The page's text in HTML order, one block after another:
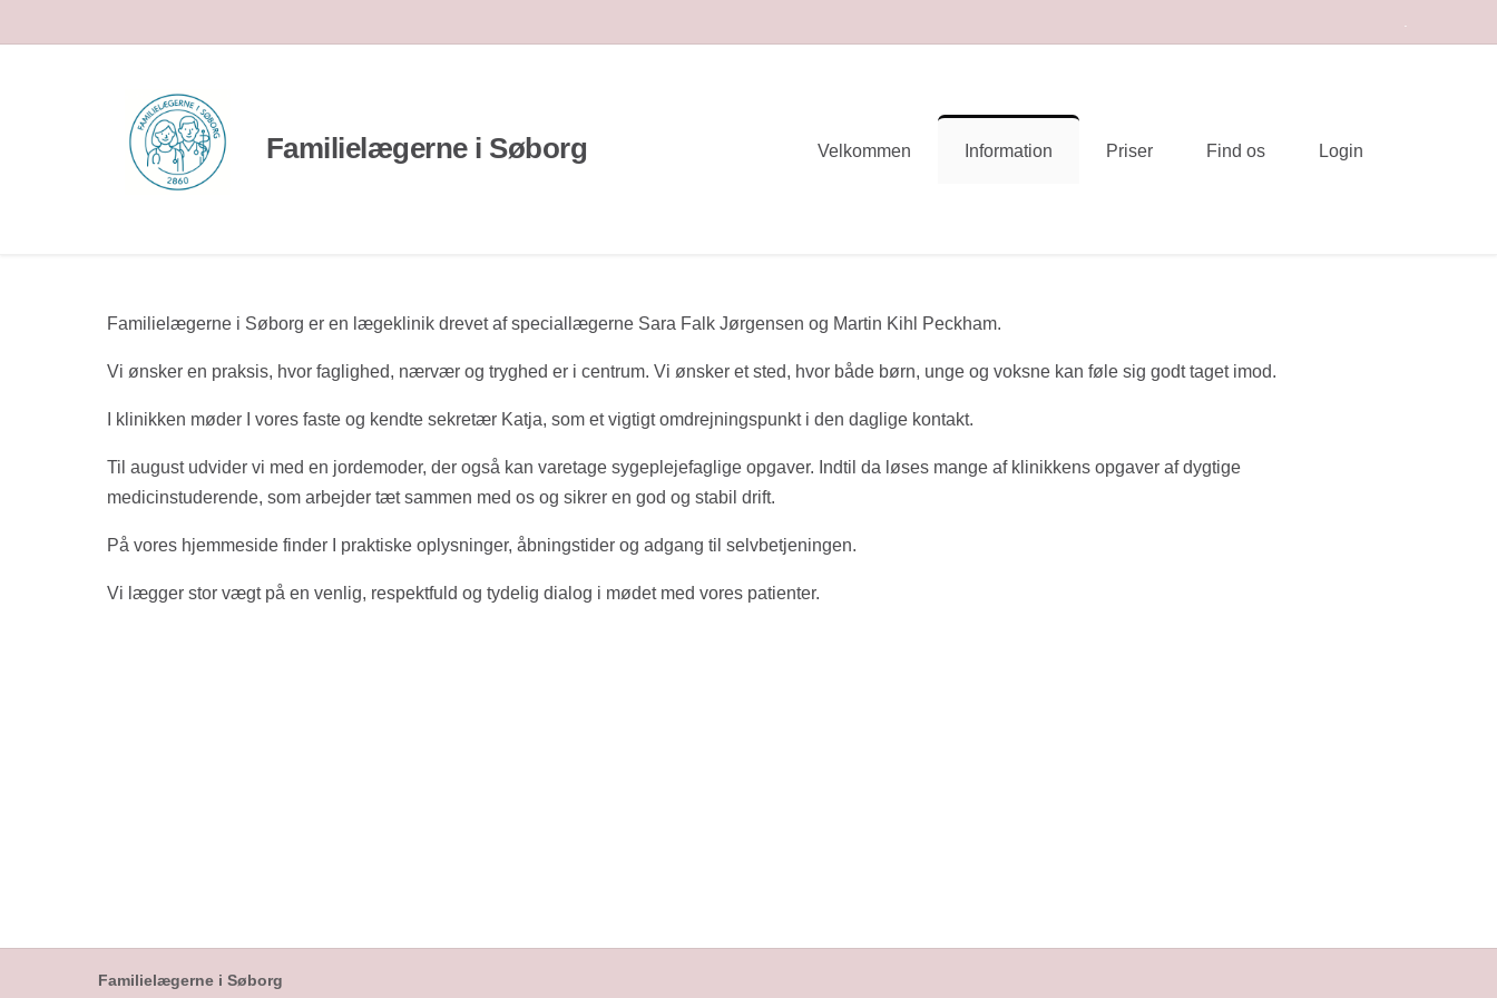
.
Familielægerne i Søborg Velkommen Information Priser Find os Login
Familielægerne i Søborg er en lægeklinik drevet af speciallægerne Sara Falk Jørgensen og Martin Kihl Peckham.
Vi ønsker en praksis, hvor faglighed, nærvær og tryghed er i centrum. Vi ønsker et sted, hvor både børn, unge og voksne kan føle sig godt taget imod.
I klinikken møder I vores faste og kendte sekretær Katja, som et vigtigt omdrejningspunkt i den daglige kontakt.
Til august udvider vi med en jordemoder, der også kan varetage sygeplejefaglige opgaver. Indtil da løses mange af klinikkens opgaver af dygtige
medicinstuderende, som arbejder tæt sammen med os og sikrer en god og stabil drift.
På vores hjemmeside finder I praktiske oplysninger, åbningstider og adgang til selvbetjeningen.
Vi lægger stor vægt på en venlig, respektfuld og tydelig dialog i mødet med vores patienter.
Familielægerne i Søborg